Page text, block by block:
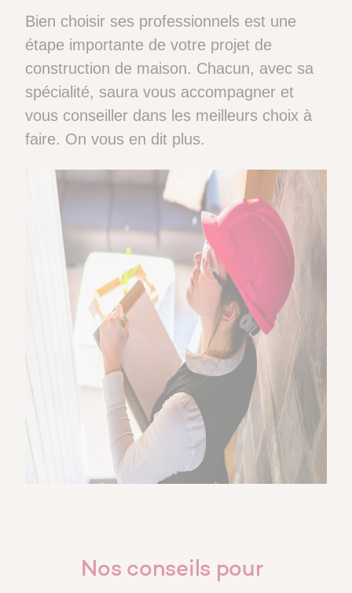
Bien choisir ses professionnels est une
étape importante de votre projet de
construction de maison. Chacun, avec sa
spécialité, saura vous accompagner et
vous conseiller dans les meilleurs choix à
faire. On vous en dit plus.
Nos conseils pour